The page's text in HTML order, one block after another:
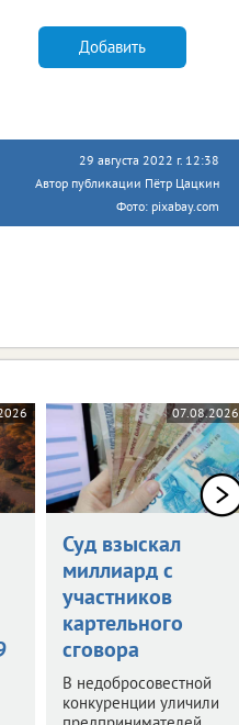
Добавить
29 августа 2022 г. 12:38
Автор публикации Пётр Цацкин
Фото: pixabay.com
07.08.2026
Суд взыскал
миллиард с
участников
картельного
сговора
В недобросовестной
конкуренции уличили